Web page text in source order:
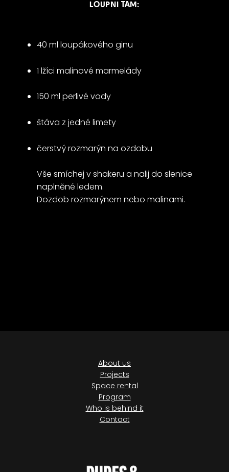
LOUPNI TAM:
40 ml loupákového ginu
1 lžíci malinové marmelády
150 ml perlivé vody
štáva z jedné limety
čerstvý rozmarýn na ozdobu
Vše smíchej v shakeru a nalij do slenice
naplněné ledem.
Dozdob rozmarýnem nebo malinami.
About us
Projects
Space rental
Program
Who is behind it
Contact